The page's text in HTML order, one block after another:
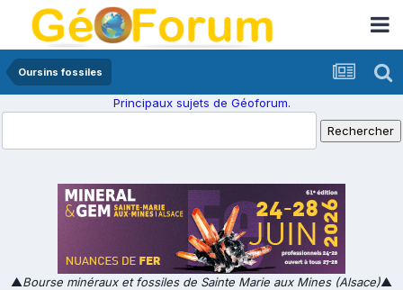
Oursins fossiles
Principaux sujets de Géoforum.
▲Bourse minéraux et fossiles de Sainte Marie aux Mines (Alsace)▲